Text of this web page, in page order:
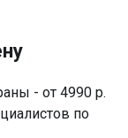
- от 4990 р.
по